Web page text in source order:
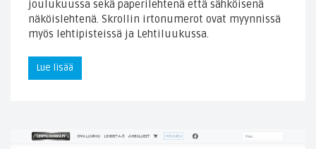
joulukuussa sekä paperilehtenä että sähköisenä
näköislehtenä. Skrollin irtonumerot ovat myynnissä
myös lehtipisteissä ja Lehtiluukussa.
Lue lisää